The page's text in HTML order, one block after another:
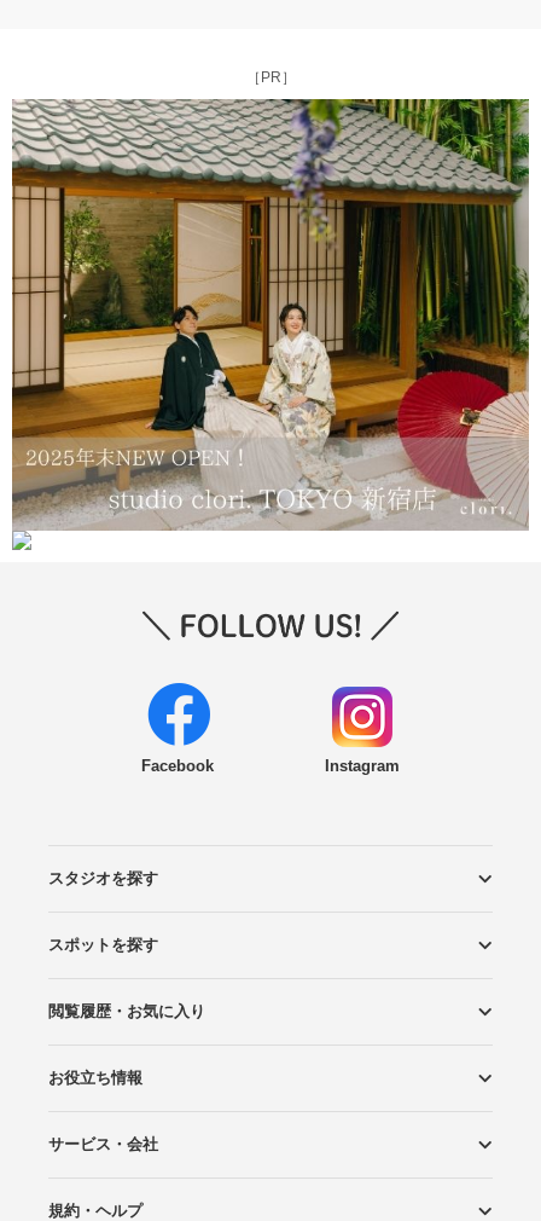
［PR］
Facebook Instagram
スタジオを探す
エリアから探す
こだわりから探す
NEW PHOTO STYLE
プランから探す
フォトタイプ診断
フォトグラファーから探す
国内リゾートから探す
スポットを探す
ロケーションから探す
スタジオから探す
閲覧履歴・お気に入り
閲覧スタジオ
お気に入り
お役立ち情報
Wedding Photo マガジン
はじめてガイド
サービス・会社
Photoraitとは
スタジオの掲載について
お問い合わせ
運営会社
サイトマップ
規約・ヘルプ